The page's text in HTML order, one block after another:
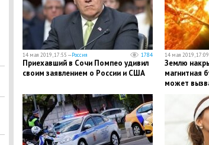
14 мая 2019, 17:55 —Россия 1784
Приехавший в Сочи Помпео удивил
своим заявлением о России и США
14 мая 2019,
Землю
магнитная
может